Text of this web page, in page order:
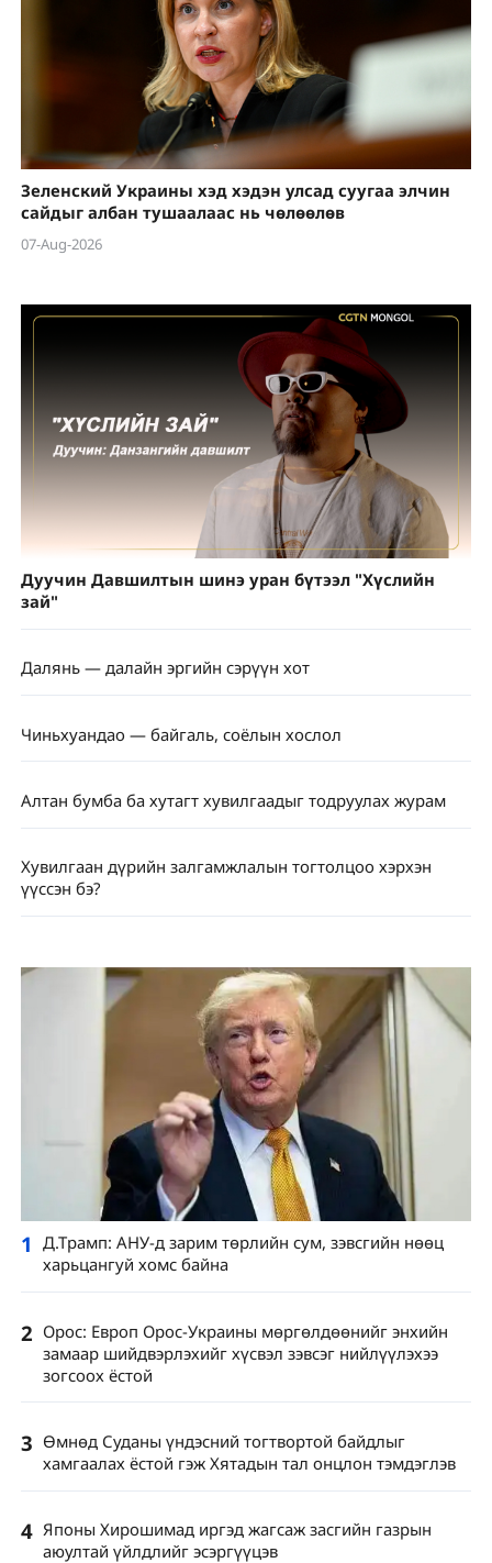
Зеленский Украины хэд хэдэн улсад суугаа элчин
сайдыг албан тушаалаас нь чөлөөлөв
07-Aug-2026
Дуучин Давшилтын шинэ уран бүтээл "Хүслийн
зай"
Далянь — далайн эргийн сэрүүн хот
Чиньхуандао — байгаль, соёлын хослол
Алтан бумба ба хутагт хувилгаадыг тодруулах журам
Хувилгаан дүрийн залгамжлалын тогтолцоо хэрхэн
үүссэн бэ?
1 Д.Трамп: АНУ-д зарим төрлийн сум, зэвсгийн нөөц
харьцангуй хомс байна
2 Орос: Европ Орос-Украины мөргөлдөөнийг энхийн
замаар шийдвэрлэхийг хүсвэл зэвсэг нийлүүлэхээ
зогсоох ёстой
3 Өмнөд Суданы үндэсний тогтвортой байдлыг
хамгаалах ёстой гэж Хятадын тал онцлон тэмдэглэв
4 Японы Хирошимад иргэд жагсаж засгийн газрын
аюултай үйлдлийг эсэргүүцэв